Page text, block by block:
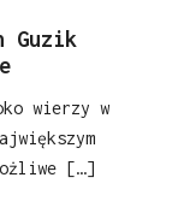
Guzik
wierzy w
[…]